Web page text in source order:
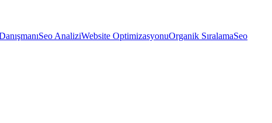
Seo AnaliziWebsite OptimizasyonuOrganik SıralamaSeo